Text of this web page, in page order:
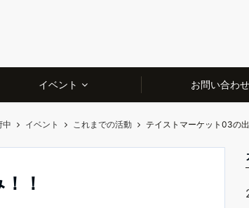
イベント お問い合わせ
中 イベント これまでの活動 テイストマーケット03の
！